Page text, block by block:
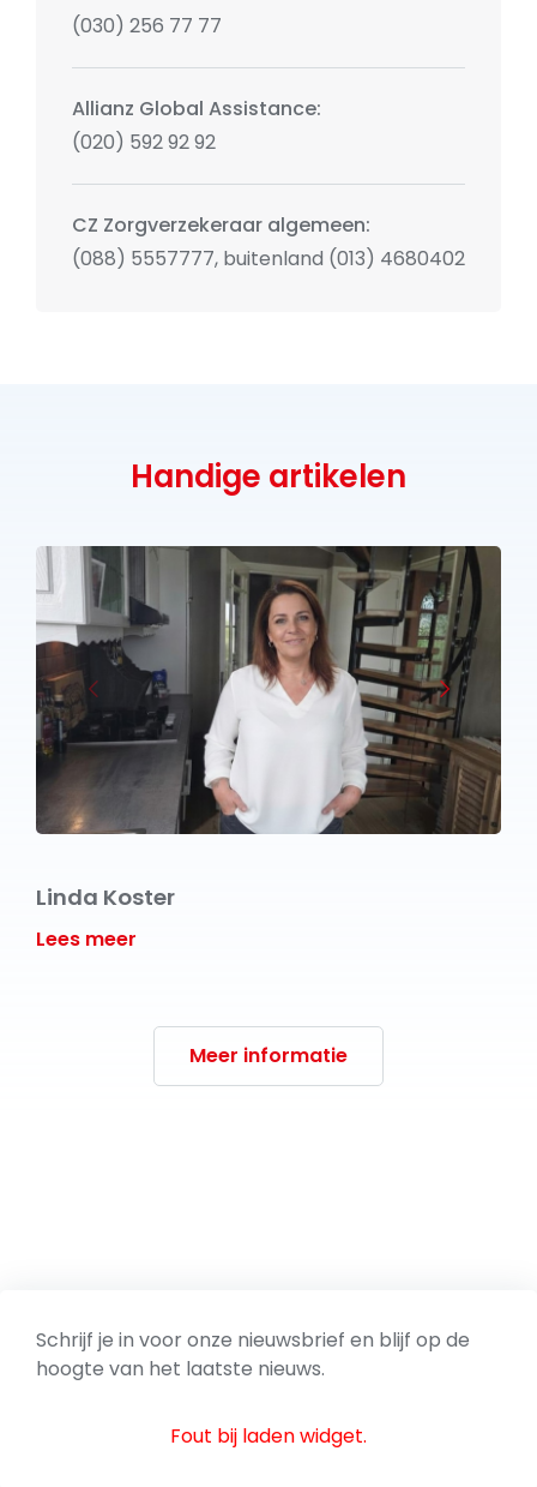
schadeformulier
welkom op één van onze kantoren.
(030) 256 77 77
Allianz Global Assistance:
(020) 592 92 92
CZ Zorgverzekeraar algemeen:
(088) 5557777, buitenland (013) 4680402
Handige artikelen
Linda Koster
Lees meer
Meer informatie
Schrijf je in voor onze nieuwsbrief en blijf op de
hoogte van het laatste nieuws.
Fout bij laden widget.